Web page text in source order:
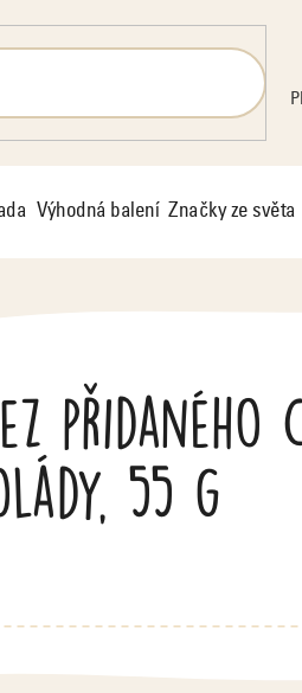
Výhodná balení Značky ze světa
přidaného
55 g